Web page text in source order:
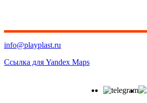
info@playplast.ru
Ссылка для Yandex Maps